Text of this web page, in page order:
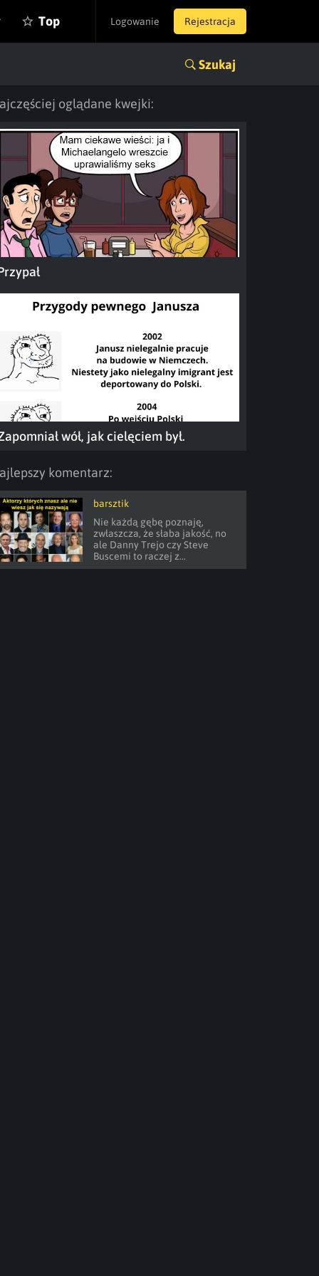
Logowanie Rejestracja
Top
Szukaj
oglądane kwejki:
wół, jak cielęciem był.
komentarz:
barsztik
Nie każdą gębę poznaję,
zwłaszcza, że słaba jakość, no
ale Danny Trejo czy Steve
Buscemi to raczej z...